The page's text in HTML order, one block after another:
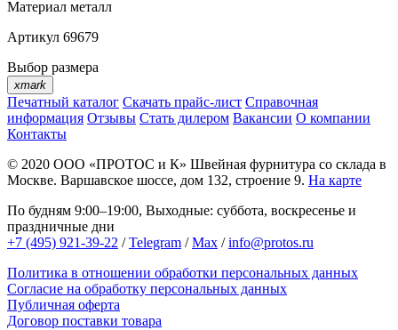
Материал металл
Артикул 69679
Выбор размера
xmark
Печатный каталог Скачать прайс-лист Справочная
информация Отзывы Стать дилером Вакансии О компании
Контакты
© 2020 ООО «ПРОТОС и К» Швейная фурнитура со склада в
Москве. Варшавское шоссе, дом 132, строение 9. На карте
По будням 9:00–19:00, Выходные: суббота, воскресенье и
праздничные дни
+7 (495) 921-39-22 /Telegram /Max /info@protos.ru
Политика в отношении обработки персональных данных
Согласие на обработку персональных данных
Публичная оферта
Договор поставки товара